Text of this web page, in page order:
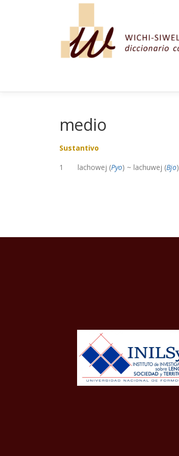
medio
Sustantivo
1 lachowej (Pyo) ~ lachuwej (Bjo)